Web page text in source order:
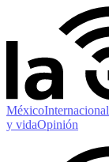
MéxicoInternacional
y vidaOpinión